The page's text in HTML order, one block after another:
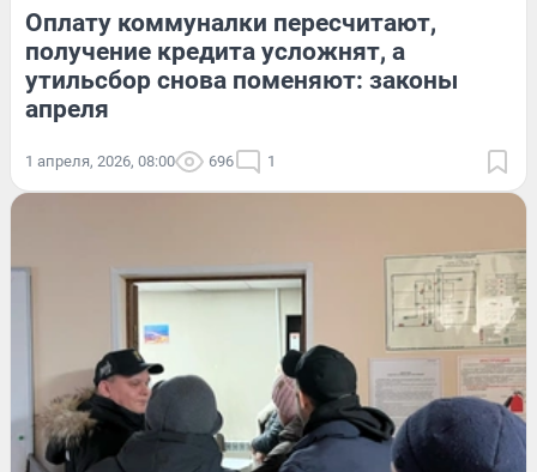
Оплату коммуналки пересчитают,
получение кредита усложнят, а
утильсбор снова поменяют: законы
апреля
1 апреля, 2026, 08:00 696 1